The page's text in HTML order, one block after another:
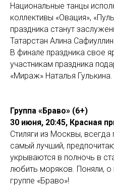
Национальные танцы
коллективы «Овация»,
праздника станут
Татарстан Алина
В финале праздника свое
участникам праздника
«Мираж» Наталья Гулькина.
Группа «Браво» (6+)
30 июня, 20:45, Красная
Стиляги из Москвы, всегда
самый лучший,
укрываются в полночь в
любить моряков. Поняли,
группе «Браво»!